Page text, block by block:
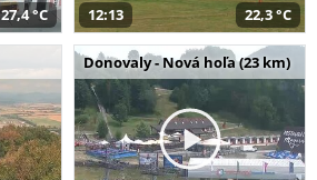
27,4 °C 12:13 22,3 °C
Donovaly - Nová hoľa (23 km)